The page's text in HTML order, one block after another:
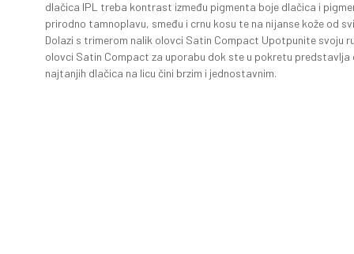
dlačica IPL treba kontrast između pigmenta boje dlačica i
prirodno tamnoplavu, smeđu i crnu kosu te na nijanse kože od
Dolazi s trimerom nalik olovci Satin Compact Upotpunite svoju
olovci Satin Compact za uporabu dok ste u pokretu predstavlja
najtanjih dlačica na licu čini brzim i jednostavnim.